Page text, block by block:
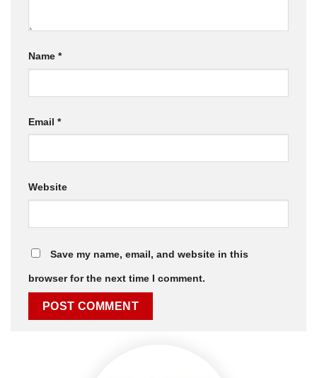
Name *
Email *
Website
Save my name, email, and website in this
browser for the next time I comment.